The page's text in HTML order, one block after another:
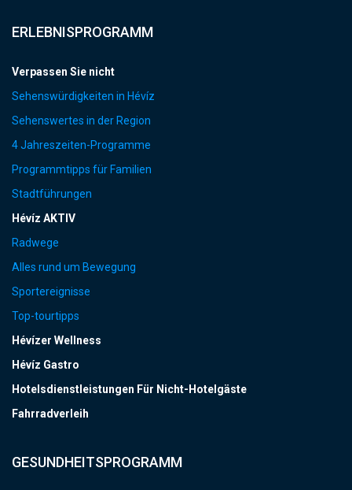
ERLEBNISPROGRAMM
Verpassen Sie nicht
Sehenswürdigkeiten in Hévíz
Sehenswertes in der Region
4 Jahreszeiten-Programme
Programmtipps für Familien
Stadtführungen
Hévíz AKTIV
Radwege
Alles rund um Bewegung
Sportereignisse
Top-tourtipps
Hévízer Wellness
Hévíz Gastro
Hotelsdienstleistungen Für Nicht-Hotelgäste
Fahrradverleih
GESUNDHEITSPROGRAMM